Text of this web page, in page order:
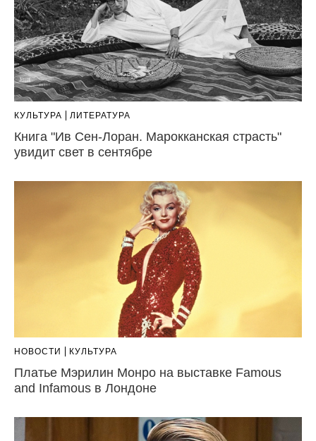
КУЛЬТУРА ЛИТЕРАТУРА
Книга "Ив Сен-Лоран. Марокканская страсть"
увидит свет в сентябре
НОВОСТИ КУЛЬТУРА
Платье Мэрилин Монро на выставке Famous
and Infamous в Лондоне